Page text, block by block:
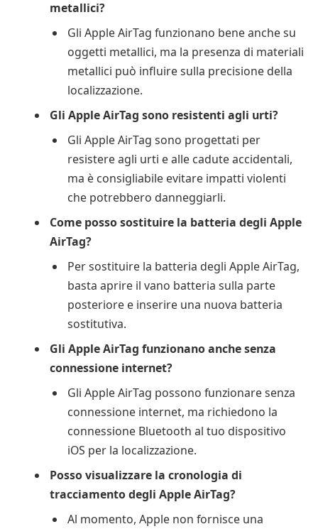
metallici?
Gli Apple AirTag funzionano bene anche su
oggetti metallici, ma la presenza di materiali
metallici può influire sulla precisione della
localizzazione.
Gli Apple AirTag sono resistenti agli urti?
Gli Apple AirTag sono progettati per
resistere agli urti e alle cadute accidentali,
ma è consigliabile evitare impatti violenti
che potrebbero danneggiarli.
Come posso sostituire la batteria degli Apple
AirTag?
Per sostituire la batteria degli Apple AirTag,
basta aprire il vano batteria sulla parte
posteriore e inserire una nuova batteria
sostitutiva.
Gli Apple AirTag funzionano anche senza
connessione internet?
Gli Apple AirTag possono funzionare senza
connessione internet, ma richiedono la
connessione Bluetooth al tuo dispositivo
iOS per la localizzazione.
Posso visualizzare la cronologia di
tracciamento degli Apple AirTag?
Al momento, Apple non fornisce una